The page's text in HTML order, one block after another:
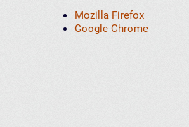
Mozilla Firefox
Google Chrome